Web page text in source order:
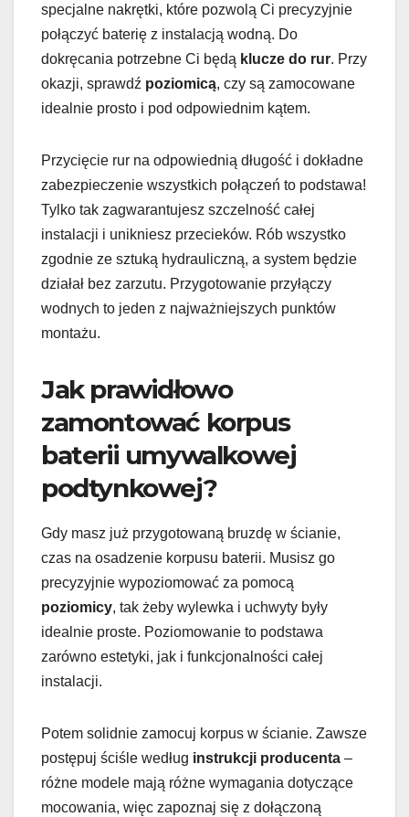
specjalne nakrętki, które pozwolą Ci precyzyjnie
połączyć baterię z instalacją wodną. Do
dokręcania potrzebne Ci będą klucze do rur. Przy
okazji, sprawdź poziomicą, czy są zamocowane
idealnie prosto i pod odpowiednim kątem.
Przycięcie rur na odpowiednią długość i dokładne
zabezpieczenie wszystkich połączeń to podstawa!
Tylko tak zagwarantujesz szczelność całej
instalacji i unikniesz przecieków. Rób wszystko
zgodnie ze sztuką hydrauliczną, a system będzie
działał bez zarzutu. Przygotowanie przyłączy
wodnych to jeden z najważniejszych punktów
montażu.
Jak prawidłowo
zamontować korpus
baterii umywalkowej
podtynkowej?
Gdy masz już przygotowaną bruzdę w ścianie,
czas na osadzenie korpusu baterii. Musisz go
precyzyjnie wypoziomować za pomocą
poziomicy, tak żeby wylewka i uchwyty były
idealnie proste. Poziomowanie to podstawa
zarówno estetyki, jak i funkcjonalności całej
instalacji.
Potem solidnie zamocuj korpus w ścianie. Zawsze
postępuj ściśle według instrukcji producenta –
różne modele mają różne wymagania dotyczące
mocowania, więc zapoznaj się z dołączoną